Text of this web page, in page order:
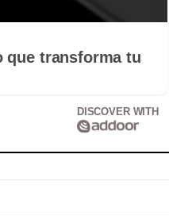
que transforma tu
DISCOVER WITH